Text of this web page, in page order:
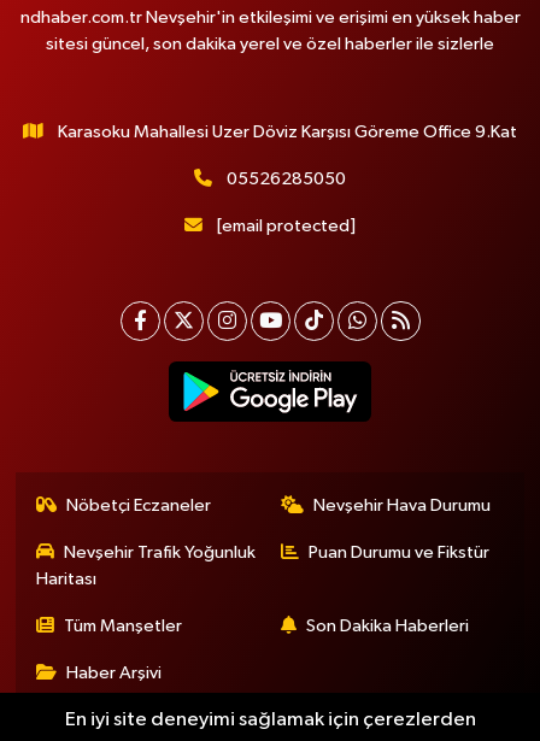
ndhaber.com.tr Nevşehir'in etkileşimi ve erişimi en yüksek haber
sitesi güncel, son dakika yerel ve özel haberler ile sizlerle
Karasoku Mahallesi Uzer Döviz Karşısı Göreme Office 9.Kat
05526285050
[email protected]
Nöbetçi Eczaneler Nevşehir Hava Durumu
Nevşehir Trafik Yoğunluk
Haritası
Puan Durumu ve Fikstür
Tüm Manşetler Son Dakika Haberleri
Haber Arşivi
En iyi site deneyimi sağlamak için çerezlerden